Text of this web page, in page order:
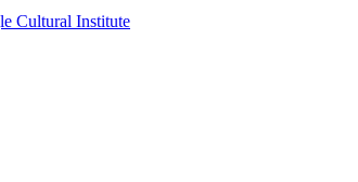
Cultural Institute